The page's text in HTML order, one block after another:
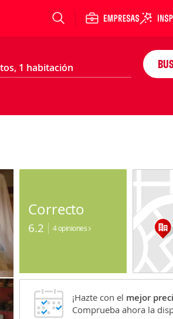
Correcto
6.2 4 opiniones
¡Hazte con el mejor
Comprueba ahora la